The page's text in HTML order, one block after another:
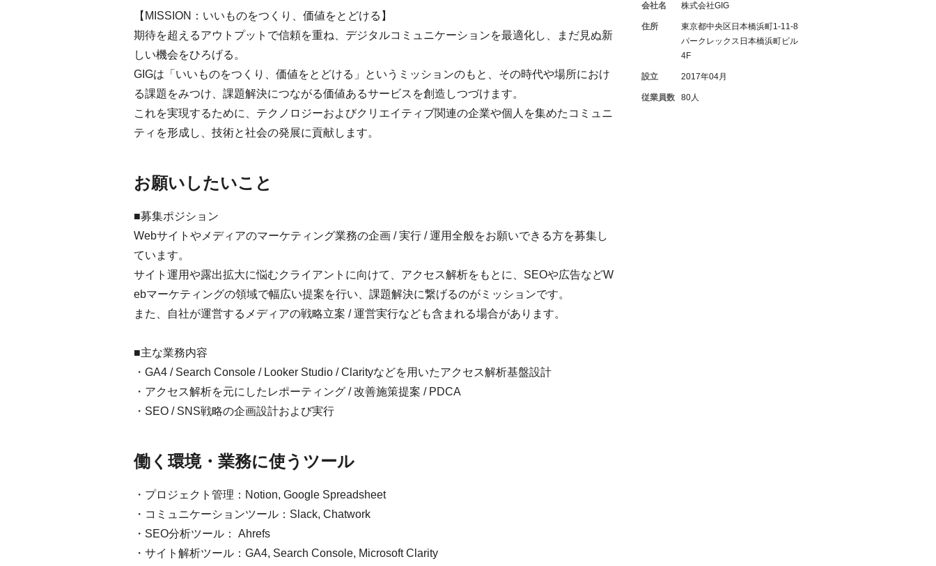
【MISSION：いいものをつくり、価値をとどける】
期待を超えるアウトプットで信頼を重ね、デジタルコミュニケーションを最適化し、まだ見ぬ新
しい機会をひろげる。
GIGは「いいものをつくり、価値をとどける」というミッションのもと、その時代や場所におけ
る課題をみつけ、課題解決につながる価値あるサービスを創造しつづけます。
これを実現するために、テクノロジーおよびクリエイティブ関連の企業や個人を集めたコミュニ
ティを形成し、技術と社会の発展に貢献します。
お願いしたいこと
■募集ポジション
Webサイトやメディアのマーケティング業務の企画 / 実行 / 運用全般をお願いできる方を募集し
ています。
サイト運用や露出拡大に悩むクライアントに向けて、アクセス解析をもとに、SEOや広告などW
ebマーケティングの領域で幅広い提案を行い、課題解決に繋げるのがミッションです。
また、自社が運営するメディアの戦略立案 / 運営実行なども含まれる場合があります。
■主な業務内容
・GA4 / Search Console / Looker Studio / Clarityなどを用いたアクセス解析基盤設計
・アクセス解析を元にしたレポーティング / 改善施策提案 / PDCA
・SEO / SNS戦略の企画設計および実行
働く環境・業務に使うツール
・プロジェクト管理：Notion, Google Spreadsheet
・コミュニケーションツール：Slack, Chatwork
・SEO分析ツール： Ahrefs
・サイト解析ツール：GA4, Search Console, Microsoft Clarity
会社名 株式会社GIG
住所
東京都中央区日本橋浜町1-11-8
パークレックス日本橋浜町ビル
4F
設立 2017年04月
従業員数 80人